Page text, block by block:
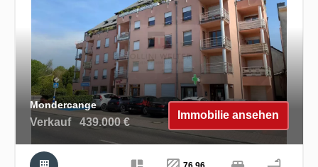
Mondercange
Verkauf 439.000 €
Immobilie ansehen